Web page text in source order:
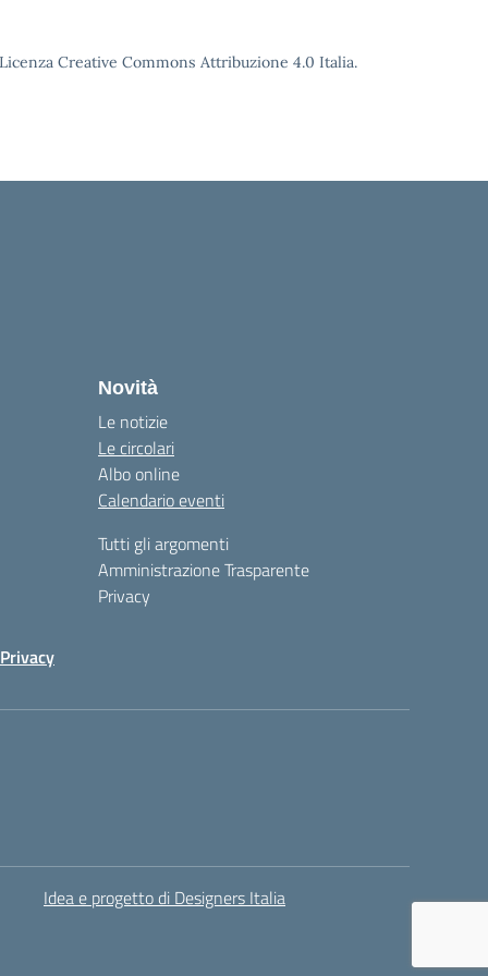
Creative Commons Attribuzione 4.0 Italia.
Novità
Le notizie
Le circolari
Albo online
Calendario eventi
Tutti gli argomenti
Amministrazione Trasparente
Privacy
Privacy
Idea e progetto di Designers Italia